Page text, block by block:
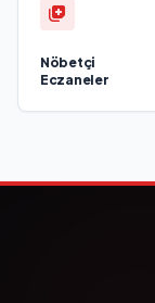
Nöbetçi
Eczaneler